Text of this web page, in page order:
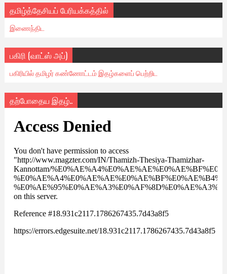
தமிழ்த்தேசியப் பேரியக்கத்தில்
இணைந்திட
பகிரி (வாட்ஸ் அப்)
பகிரியில் தமிழர் கண்ணோட்டம் இதழ்களைப் பெற்றிட
தற்போதைய இதழ்..